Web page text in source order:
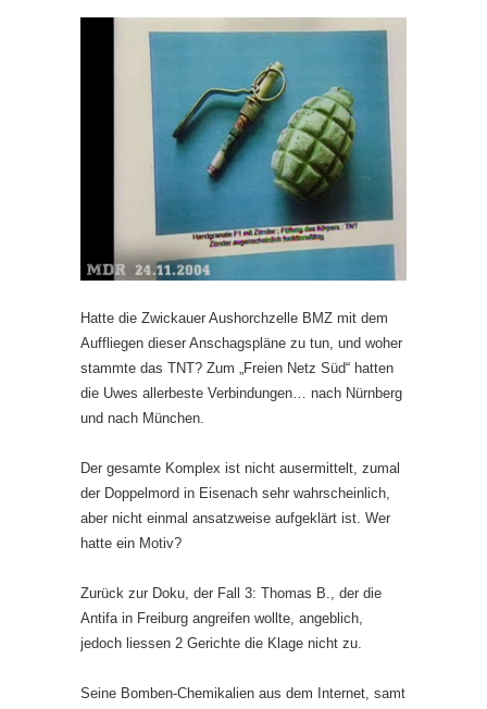
Hatte die Zwickauer Aushorchzelle BMZ mit dem
Auffliegen dieser Anschagspläne zu tun, und woher
stammte das TNT? Zum „Freien Netz Süd“ hatten
die Uwes allerbeste Verbindungen… nach Nürnberg
und nach München.
Der gesamte Komplex ist nicht ausermittelt, zumal
der Doppelmord in Eisenach sehr wahrscheinlich,
aber nicht einmal ansatzweise aufgeklärt ist. Wer
hatte ein Motiv?
Zurück zur Doku, der Fall 3: Thomas B., der die
Antifa in Freiburg angreifen wollte, angeblich,
jedoch liessen 2 Gerichte die Klage nicht zu.
Seine Bomben-Chemikalien aus dem Internet, samt